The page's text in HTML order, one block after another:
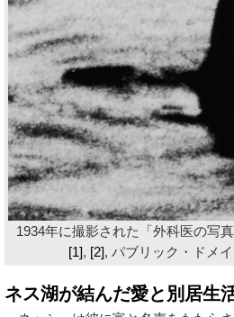
1934年に撮影された「外科医の写
[1], [2], パブリック・ドメ
ネス湖が結んだ愛と別居生